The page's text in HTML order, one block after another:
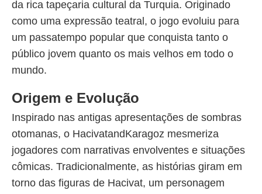
da rica tapeçaria cultural da Turquia. Originado
como uma expressão teatral, o jogo evoluiu para
um passatempo popular que conquista tanto o
público jovem quanto os mais velhos em todo o
mundo.
Origem e Evolução
Inspirado nas antigas apresentações de sombras
otomanas, o HacivatandKaragoz mesmeriza
jogadores com narrativas envolventes e situações
cômicas. Tradicionalmente, as histórias giram em
torno das figuras de Hacivat, um personagem